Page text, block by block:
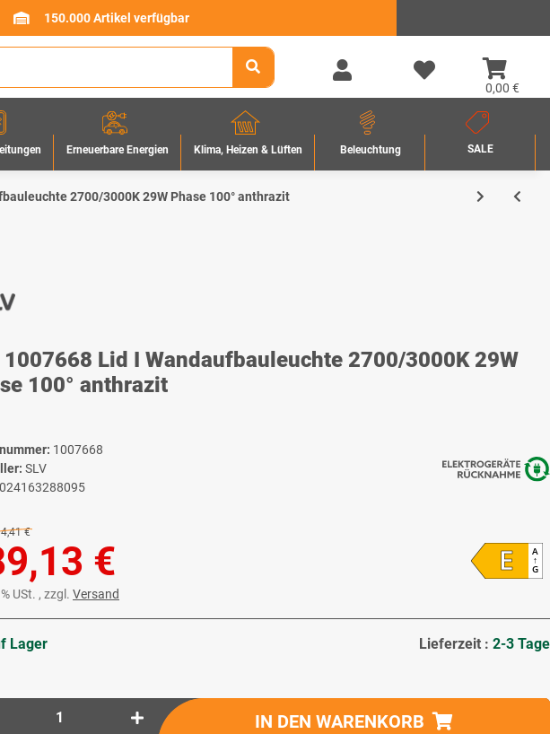
150.000 Artikel verfügbar
0,00 €
Erneuerbare Energien Klima, Heizen & Lüften Beleuchtung SALE
2700/3000K 29W Phase 100° anthrazit
1007668 Lid I Wandaufbauleuchte 2700/3000K 29W
100° anthrazit
1007668
SLV
€
€ A
↑
G
E
USt. , zzgl. Versand
Lager Lieferzeit : 2-3 Tage
IN DEN WARENKORB